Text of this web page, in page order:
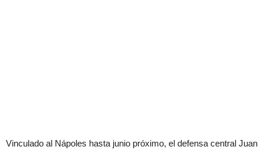
Vinculado al Nápoles hasta junio próximo, el defensa central Juan